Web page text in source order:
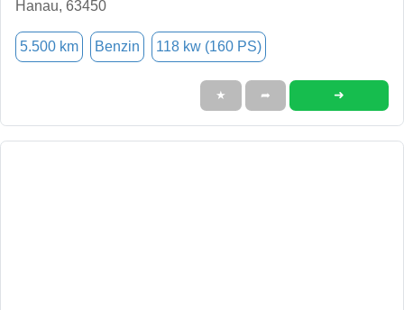
Hanau, 63450
5.500 km Benzin 118 kw (160 PS)
★ ➦ ➜